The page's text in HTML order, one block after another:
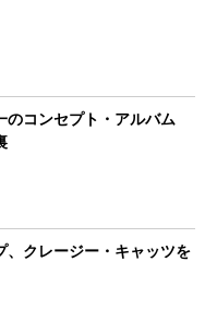
のコンセプト・アルバム
、クレージー・キャッツを